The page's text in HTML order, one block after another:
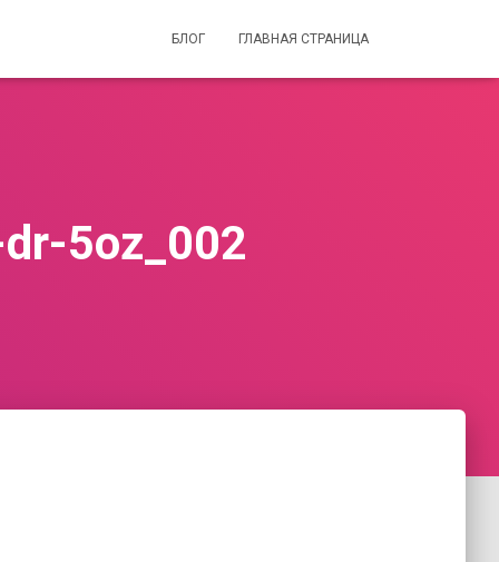
БЛОГ ГЛАВНАЯ СТРАНИЦА
5oz_002